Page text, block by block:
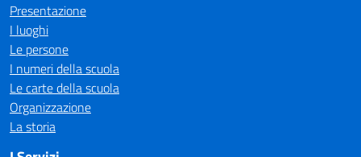
Presentazione
I luoghi
Le persone
I numeri della scuola
Le carte della scuola
Organizzazione
La storia